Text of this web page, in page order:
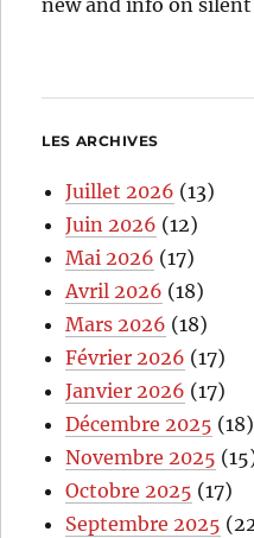
new and info on
LES ARCHIVES
Juillet 2026 (13)
Juin 2026 (12)
Mai 2026 (17)
Avril 2026 (18)
Mars 2026 (18)
Février 2026 (17)
Janvier 2026 (17)
Décembre 2025 (18)
Novembre 2025
Octobre 2025 (17)
Septembre 2025